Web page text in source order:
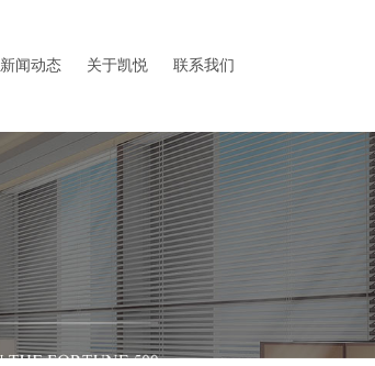
新闻动态 关于凯悦 联系我们